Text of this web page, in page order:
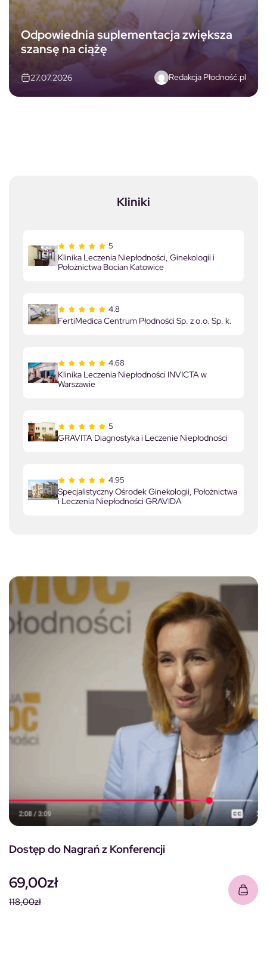
Odpowiednia suplementacja zwiększa
szansę na ciążę
27.07.2026 Redakcja Płodność.pl
Kliniki
5
Klinika Leczenia Niepłodności, Ginekologii i
Położnictwa Bocian Katowice
4.8
FertiMedica Centrum Płodności Sp. z o.o. Sp. k.
4.68
Klinika Leczenia Niepłodności INVICTA w
Warszawie
5
GRAVITA Diagnostyka i Leczenie Niepłodności
4.95
Specjalistyczny Ośrodek Ginekologii, Położnictwa
i Leczenia Niepłodności GRAVIDA
Dostęp do Nagrań z Konferencji
118,00zł
69,00zł